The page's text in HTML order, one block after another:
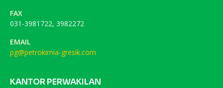
FAX
031-3981722, 3982272
EMAIL
pg@petrokimia-gresik.com
KANTOR PERWAKILAN